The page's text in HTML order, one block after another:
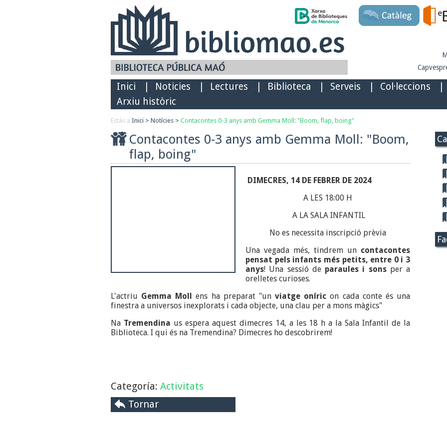
Inici Noticies Lectures Biblioteca Serveis Col·leccions
Arxiu històric
Estàs a Inici > Notícies > Contacontes 0-3 anys amb Gemma Moll: "Boom, flap, boing"
Contacontes 0-3 anys amb Gemma Moll: "Boom,
flap, boing"
DIMECRES, 14 DE FEBRER DE 2024
A LES 18:00 H
A LA SALA INFANTIL
No es necessita inscripció prèvia
Una vegada més, tindrem un contacontes
pensat pels infants més petits, entre 0 i 3
anys! Una sessió de paraules i sons per a
orelletes curioses.
L'actriu Gemma Mollens ha preparat "unviatge oníric on cada conte és una
finestra a universos inexplorats i cada objecte, una clau per a mons màgics"
Na Tremendina us espera aquest dimecres 14, a les 18 h a la Sala Infantil de la
Biblioteca. I qui és na Tremendina? Dimecres ho descobrirem!
Categoría: Activitats
Tornar